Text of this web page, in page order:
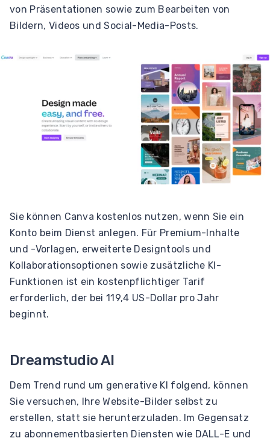
von Präsentationen sowie zum Bearbeiten von
Bildern, Videos und Social-Media-Posts.
Sie können Canva kostenlos nutzen, wenn Sie ein
Konto beim Dienst anlegen. Für Premium-Inhalte
und -Vorlagen, erweiterte Designtools und
Kollaborationsoptionen sowie zusätzliche KI-
Funktionen ist ein kostenpflichtiger Tarif
erforderlich, der bei 119,4 US-Dollar pro Jahr
beginnt.
Dreamstudio AI
Dem Trend rund um generative KI folgend, können
Sie versuchen, Ihre Website-Bilder selbst zu
erstellen, statt sie herunterzuladen. Im Gegensatz
zu abonnementbasierten Diensten wie DALL-E und